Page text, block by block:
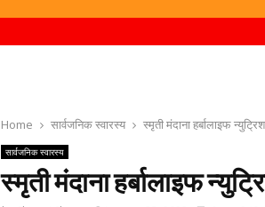
Home सार्वजनिक स्वारस्य स्मृती मंदाना हर्बालाइफ
सार्वजनिक स्वारस्य
स्मृती मंदाना हर्बालाइफ